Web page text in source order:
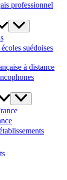
professionnel
suédoises
à distance